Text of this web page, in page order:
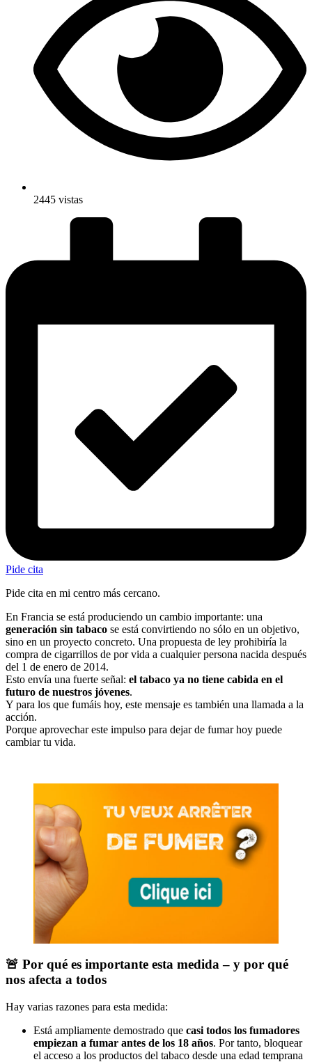
2445 vistas
Pide cita
Pide cita en mi centro más cercano.
En Francia se está produciendo un cambio importante: una
generación sin tabaco se está convirtiendo no sólo en un objetivo,
sino en un proyecto concreto. Una propuesta de ley prohibiría la
compra de cigarrillos de por vida a cualquier persona nacida después
del 1 de enero de 2014.
Esto envía una fuerte señal: el tabaco ya no tiene cabida en el
futuro de nuestros jóvenes.
Y para los que fumáis hoy, este mensaje es también una llamada a la
acción.
Porque aprovechar este impulso para dejar de fumar hoy puede
cambiar tu vida.
🚨 Por qué es importante esta medida – y por qué
nos afecta a todos
Hay varias razones para esta medida:
Está ampliamente demostrado que casi todos los fumadores
empiezan a fumar antes de los 18 años. Por tanto, bloquear
el acceso a los productos del tabaco desde una edad temprana